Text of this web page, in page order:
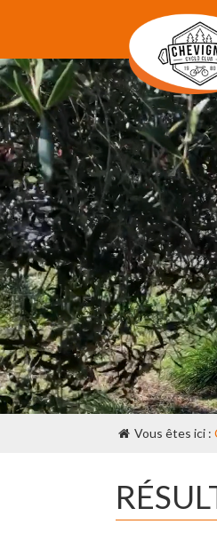
Vous êtes ici :